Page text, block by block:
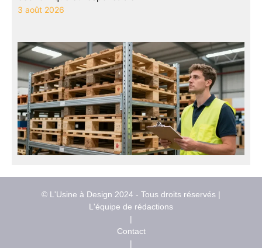
3 août 2026
© L'Usine à Design 2024 - Tous droits réservés |
L'équipe de rédactions
|
Contact
|